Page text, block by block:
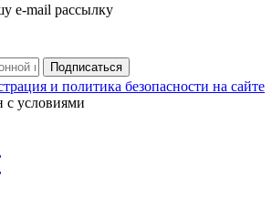
e-mail рассылку
Подписаться
и политика безопасности на сайте
с условиями